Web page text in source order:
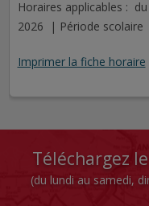
Horaires applicables :
2026 | Période scolaire
Imprimer la fiche horaire
Téléchargez
(du lundi au samedi,